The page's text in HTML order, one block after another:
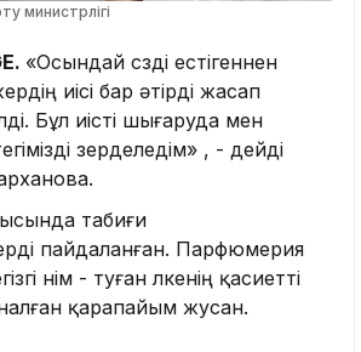
министрлігі
«Осындай сөзді естігеннен
иісі бар әтірді жасап
Бұл иісті шығаруда мен
зерделедім» , - дейді
табиғи
пайдаланған. Парфюмерия
өнім - туған өлкенің қасиетті
қарапайым жусан.